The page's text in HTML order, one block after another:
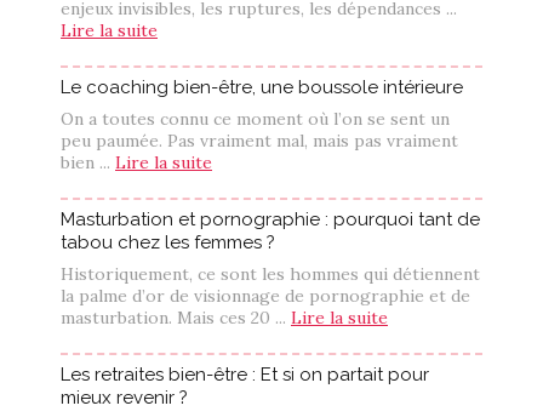
enjeux invisibles, les ruptures, les dépendances ...
Lire la suite
Le coaching bien-être, une boussole intérieure
On a toutes connu ce moment où l’on se sent un
peu paumée. Pas vraiment mal, mais pas vraiment
bien ... Lire la suite
Masturbation et pornographie : pourquoi tant de
tabou chez les femmes ?
Historiquement, ce sont les hommes qui détiennent
la palme d’or de visionnage de pornographie et de
masturbation. Mais ces 20 ... Lire la suite
Les retraites bien-être : Et si on partait pour
mieux revenir ?